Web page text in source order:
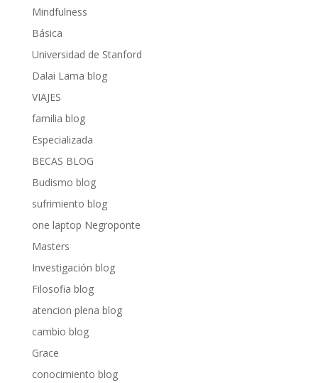
Mindfulness
Básica
Universidad de Stanford
Dalai Lama blog
VIAJES
familia blog
Especializada
BECAS BLOG
Budismo blog
sufrimiento blog
one laptop Negroponte
Masters
Investigación blog
Filosofia blog
atencion plena blog
cambio blog
Grace
conocimiento blog